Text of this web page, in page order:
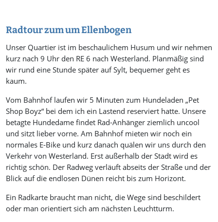
Radtour zum um Ellenbogen
Unser Quartier ist im beschaulichem Husum und wir nehmen
kurz nach 9 Uhr den RE 6 nach Westerland. Planmäßig sind
wir rund eine Stunde später auf Sylt, bequemer geht es
kaum.
Vom Bahnhof laufen wir 5 Minuten zum Hundeladen „Pet
Shop Boyz“ bei dem ich ein Lastend reserviert hatte. Unsere
betagte Hundedame findet Rad-Anhänger ziemlich uncool
und sitzt lieber vorne. Am Bahnhof mieten wir noch ein
normales E-Bike und kurz danach quälen wir uns durch den
Verkehr von Westerland. Erst außerhalb der Stadt wird es
richtig schön. Der Radweg verläuft abseits der Straße und der
Blick auf die endlosen Dünen reicht bis zum Horizont.
Ein Radkarte braucht man nicht, die Wege sind beschildert
oder man orientiert sich am nächsten Leuchtturm.